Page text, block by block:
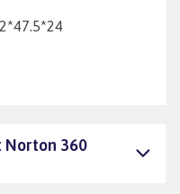
Norton 360